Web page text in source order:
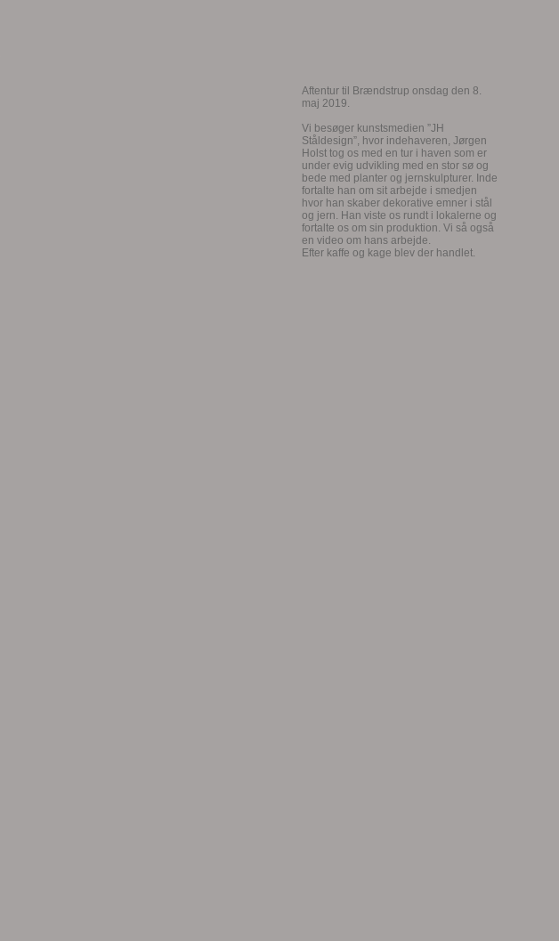
Aftentur til Brændstrup onsdag den 8.
maj 2019.
Vi besøger kunstsmedien ”JH
Ståldesign”, hvor indehaveren, Jørgen
Holst tog os med en tur i haven som er
under evig udvikling med en stor sø og
bede med planter og jernskulpturer. Inde
fortalte han om sit arbejde i smedjen
hvor han skaber dekorative emner i stål
og jern. Han viste os rundt i lokalerne og
fortalte os om sin produktion. Vi så også
en video om hans arbejde.
Efter kaffe og kage blev der handlet.